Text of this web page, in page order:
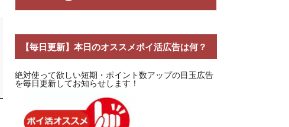
【毎日更新】本日のオススメポイ活広告は何？
絶対使って欲しい短期・ポイント数アップの目玉広告
を毎日更新してお知らせします！